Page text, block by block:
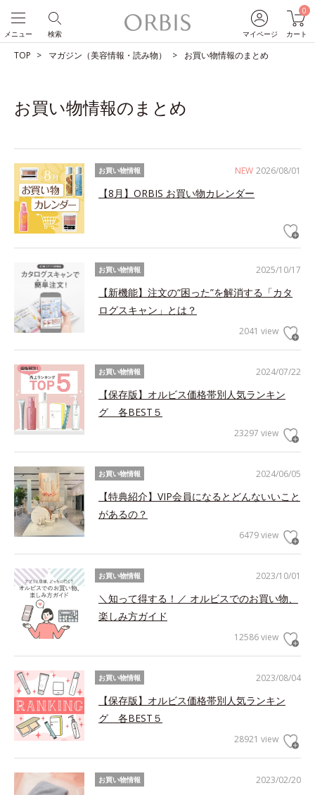
マイページ
0
カート
検索
メニュー
TOP マガジン（美容情報・読み物） お買い物情報のまとめ
お買い物情報のまとめ
NEW 2026/08/01
お買い物情報
【8月】ORBIS お買い物カレンダー
2025/10/17
お買い物情報
【新機能】注文の“困った”を解消する「カタ
ログスキャン」とは？
2041 view
2024/07/22
お買い物情報
【保存版】オルビス価格帯別人気ランキン
グ 各BEST５
23297 view
2024/06/05
お買い物情報
【特典紹介】VIP会員になるとどんないいこと
があるの？
6479 view
2023/10/01
お買い物情報
＼知って得する！／ オルビスでのお買い物、
楽しみ方ガイド
12586 view
2023/08/04
お買い物情報
【保存版】オルビス価格帯別人気ランキン
グ 各BEST５
28921 view
2023/02/20
お買い物情報